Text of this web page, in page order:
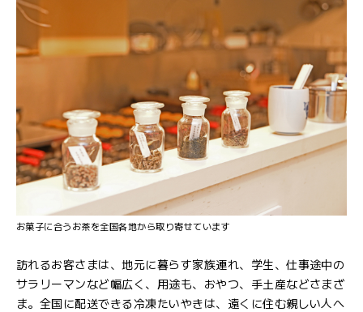
お菓子に合うお茶を全国各地から取り寄せています
訪れるお客さまは、地元に暮らす家族連れ、学生、仕事途中の
サラリーマンなど幅広く、用途も、おやつ、手土産などさまざ
ま。全国に配送できる冷凍たいやきは、遠くに住む親しい人へ